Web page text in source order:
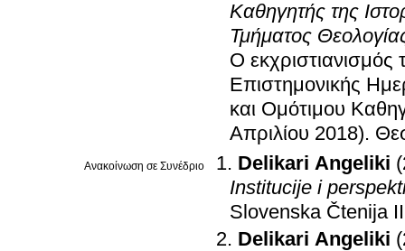
Καθηγητής της
Τμήματος
Ο
Επιστημονικής
και Ομότιμου
Απριλίου 2018).
Ανακοίνωση σε Συνέδριο Delikari Angeliki
Institucije i
Slovenska Čtenija
Delikari Angeliki